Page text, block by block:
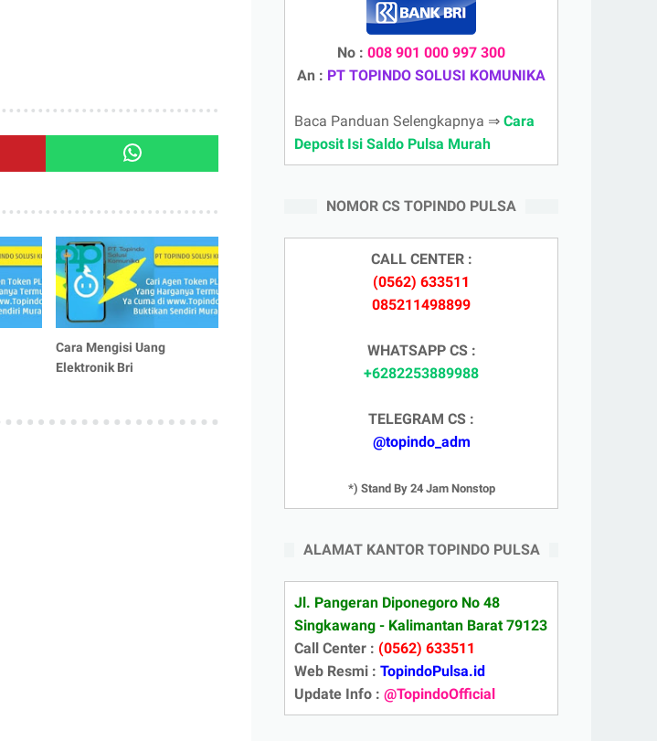
Cara Mengisi Uang
Elektronik Bri
No : 008 901 000 997 300
An : PT TOPINDO SOLUSI KOMUNIKA
Baca Panduan Selengkapnya ⇒ Cara
Deposit Isi Saldo Pulsa Murah
NOMOR CS TOPINDO PULSA
CALL CENTER :
(0562) 633511
085211498899
WHATSAPP CS :
+6282253889988
TELEGRAM CS :
@topindo_adm
*) Stand By 24 Jam Nonstop
ALAMAT KANTOR TOPINDO PULSA
Jl. Pangeran Diponegoro No 48
Singkawang - Kalimantan Barat 79123
Call Center : (0562) 633511
Web Resmi : TopindoPulsa.id
Update Info : @TopindoOfficial